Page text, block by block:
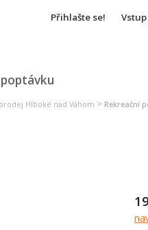
Přihlašte se!
Hlboké nad Váhom > Rekreační